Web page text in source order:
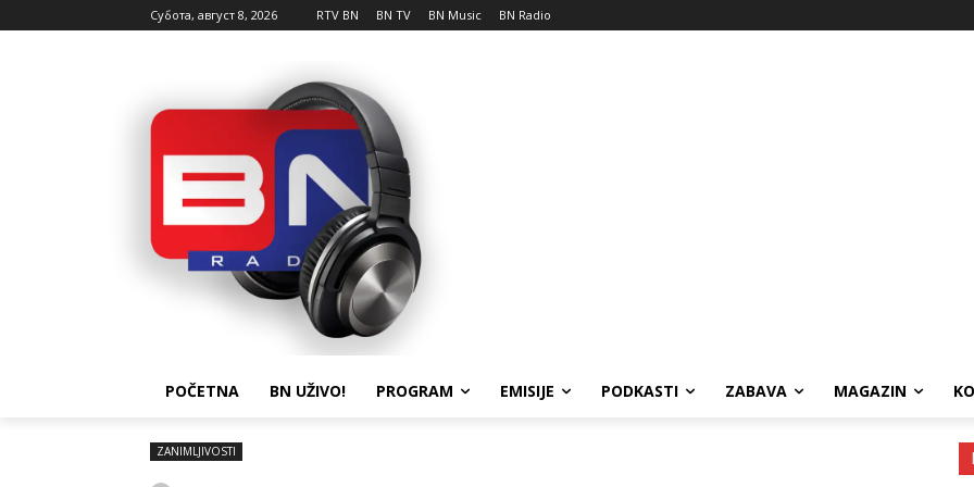
Субота, август 8, 2026 RTV BN BN TV BN Music BN Radio
POČETNA BN UŽIVO! PROGRAM EMISIJE PODKASTI ZABAVA MAGAZIN
ZANIMLJIVOSTI